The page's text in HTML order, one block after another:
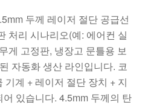
두께 레이저 절단 공급선
처리 시나리오(예: 에어컨 실
게 고정판, 냉장고 문틀용 보
자동화 생산 라인입니다. 코
계 + 레이저 절단 장치 + 지
있습니다. 4.5mm 두께의 탄